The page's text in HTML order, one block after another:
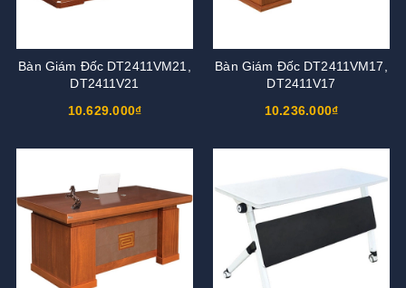
Bàn Giám Đốc DT2411VM21,
DT2411V21
10.629.000₫
Bàn Giám Đốc DT2411VM17,
DT2411V17
10.236.000₫